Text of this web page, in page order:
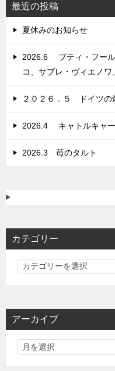
シ
ョ
最近の投稿
夏休みのお知らせ
2026.6 プティ・フール
コ、サブレ・ヴィエノワ
２０２６．５ ドイツ
2026.4 キャトルキャー
2026.3 苺のタルト
カテゴリー
カ
リ
アーカイブ